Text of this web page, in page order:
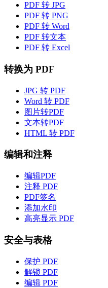
PDF 转 JPG
PDF 转 PNG
PDF 转 Word
PDF 转文本
PDF 转 Excel
转换为 PDF
JPG 转 PDF
Word 转 PDF
图片转PDF
文本转PDF
HTML 转 PDF
编辑和注释
编辑PDF
注释 PDF
PDF签名
添加水印
高亮显示 PDF
安全与表格
保护 PDF
解锁 PDF
编辑 PDF